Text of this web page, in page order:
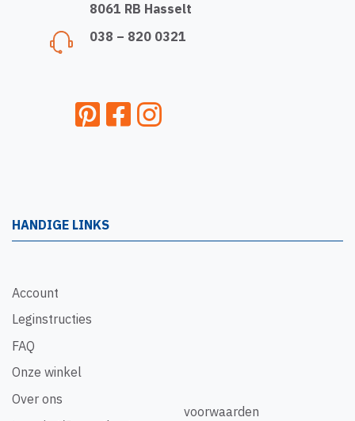
8061 RB Hasselt
038 – 820 0321
HANDIGE LINKS
Account
Leginstructies
FAQ
Onze winkel
Over ons
voorwaarden